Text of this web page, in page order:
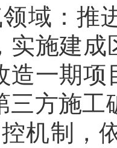
域：推
实施建
造一期
三方施工
机制，